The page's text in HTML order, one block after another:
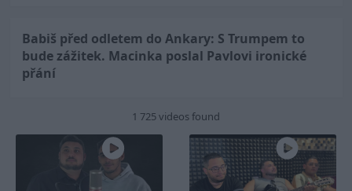
Babiš před odletem do Ankary: S Trumpem to
bude zážitek. Macinka poslal Pavlovi ironické
přání
1 725 videos found